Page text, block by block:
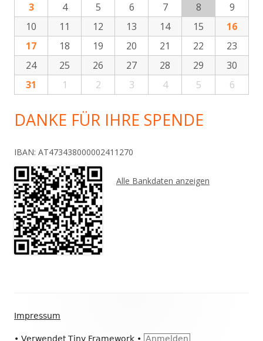
3
4 5 6 7 8
9
10
11 12 13 14 15
16
17
18 19 20 21 22
23
24
25 26 27 28 29
30
31
1 2 3 4 5 6
DANKE FÜR IHRE SPENDE
IBAN: AT473438000002411270
Alle Bankdaten anzeigen
Inhalt
Impressum
• VerwendetTiny Framework • Anmelden